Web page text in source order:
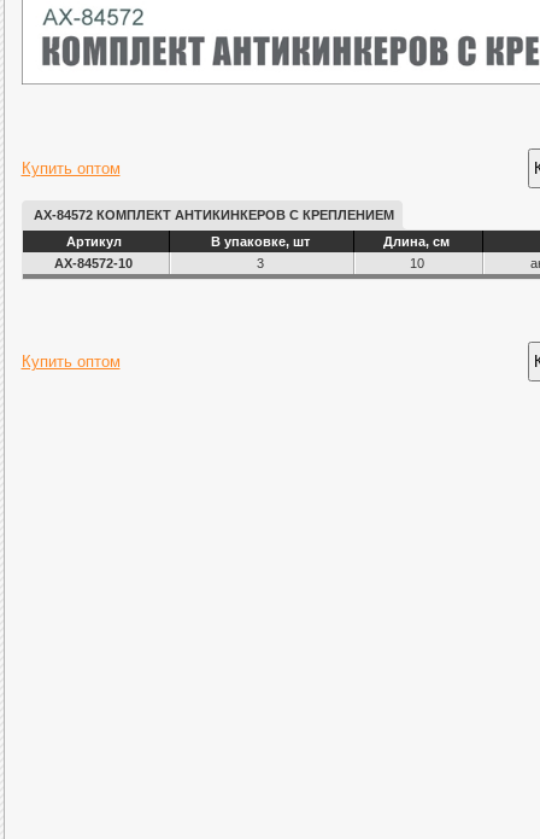
Купить оптом
AX-84572 КОМПЛЕКТ АНТИКИНКЕРОВ С КРЕПЛЕНИЕМ
Артикул
В упаковке, шт
Длина, см
AX-84572-10
3 10
Купить оптом